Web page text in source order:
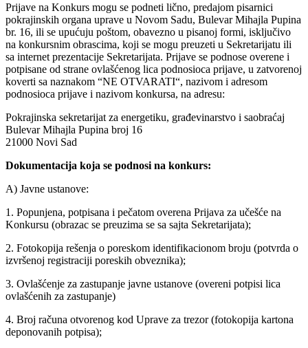
Prijave na Konkurs mogu se podneti lično, predajom pisarnici
pokrajinskih organa uprave u Novom Sadu, Bulevar Mihajla Pupina
br. 16, ili se upućuju poštom, obavezno u pisanoj formi, isključivo
na konkursnim obrascima, koji se mogu preuzeti u Sekretarijatu ili
sa internet prezentacije Sekretarijata. Prijave se podnose overene i
potpisane od strane ovlašćenog lica podnosioca prijave, u zatvorenoj
koverti sa naznakom “NE OTVARATI“, nazivom i adresom
podnosioca prijave i nazivom konkursa, na adresu:
Pokrajinska sekretarijat za energetiku, građevinarstvo i saobraćaj
Bulevar Mihajla Pupina broj 16
21000 Novi Sad
Dokumentacija koja se podnosi na konkurs:
A) Javne ustanove:
1. Popunjena, potpisana i pečatom overena Prijava za učešće na
Konkursu (obrazac se preuzima se sa sajta Sekretarijata);
2. Fotokopija rešenja o poreskom identifikacionom broju (potvrda o
izvršenoj registraciji poreskih obveznika);
3. Ovlašćenje za zastupanje javne ustanove (overeni potpisi lica
ovlašćenih za zastupanje)
4. Broj računa otvorenog kod Uprave za trezor (fotokopija kartona
deponovanih potpisa);